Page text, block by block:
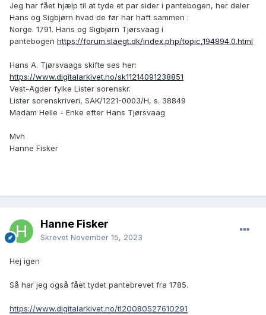
Jeg har fået hjælp til at tyde et par sider i pantebogen, her deler
Hans og Sigbjørn hvad de før har haft sammen :
Norge. 1791. Hans og Sigbjørn Tjørsvaag i
pantebogen https://forum.slaegt.dk/index.php/topic,194894.0.html
Hans A. Tjørsvaags skifte ses her:
https://www.digitalarkivet.no/sk11214091238851
Vest-Agder fylke Lister sorenskr.
Lister sorenskriveri, SAK/1221-0003/H, s. 38849
Madam Helle - Enke efter Hans Tjørsvaag
Mvh
Hanne Fisker
Hanne Fisker
Skrevet November 15, 2023
Hej igen
Så har jeg også fået tydet pantebrevet fra 1785.
https://www.digitalarkivet.no/tl20080527610291